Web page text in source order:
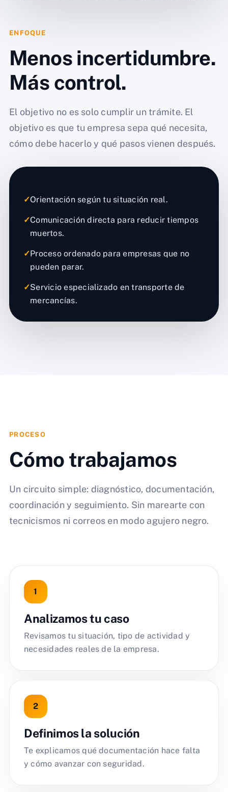
ENFOQUE
Menos incertidumbre.
Más control.
El objetivo no es solo cumplir un trámite. El
objetivo es que tu empresa sepa qué necesita,
cómo debe hacerlo y qué pasos vienen después.
✓Orientación según tu situación real.
✓Comunicación directa para reducir tiempos
muertos.
✓Proceso ordenado para empresas que no
pueden parar.
✓Servicio especializado en transporte de
mercancías.
PROCESO
Cómo trabajamos
Un circuito simple: diagnóstico, documentación,
coordinación y seguimiento. Sin marearte con
tecnicismos ni correos en modo agujero negro.
Analizamos tu caso
Revisamos tu situación, tipo de actividad y
necesidades reales de la empresa.
Definimos la solución
Te explicamos qué documentación hace falta
y cómo avanzar con seguridad.